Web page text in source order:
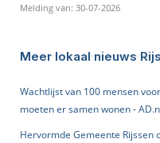
Melding van: 30-07-2026
Meer lokaal nieuws
Wachtlijst van 100 mensen
moeten er samen wonen -
Hervormde Gemeente Rijssen